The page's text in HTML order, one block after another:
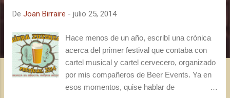
De Joan Birraire - julio 25, 2014
Hace menos de un año, escribí una crónica
acerca del primer festival que contaba con
cartel musical y cartel cervecero, organizado
por mis compañeros de Beer Events. Ya en
esos momentos, quise hablar de